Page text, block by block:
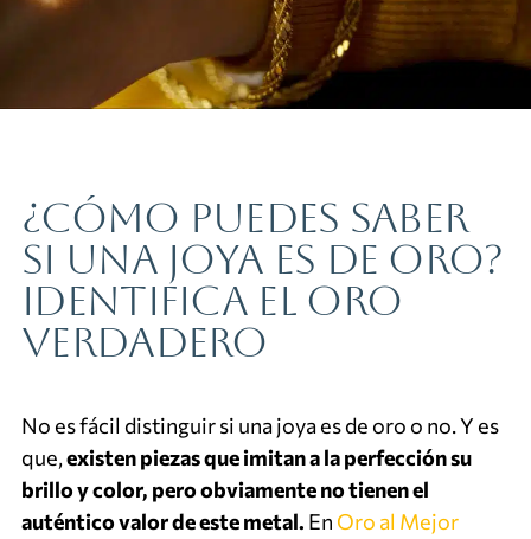
¿Cómo puedes saber
si una joya es de oro?
Identifica el oro
verdadero
No es fácil distinguir si una joya es de oro o no. Y es
que,existen piezas que imitan a la perfección su
brillo y color, pero obviamente no tienen el
auténtico valor de este metal. En Oro al Mejor